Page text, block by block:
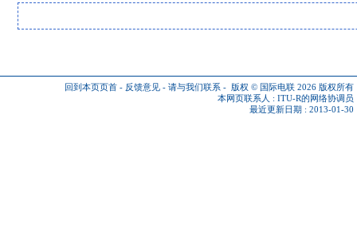
回到本页页首 - 反馈意见 - 请与我们联系 - 版权 © 国际电联 2026 版权所有
本网页联系人 : ITU-R的网络协调员
最近更新日期 : 2013-01-30